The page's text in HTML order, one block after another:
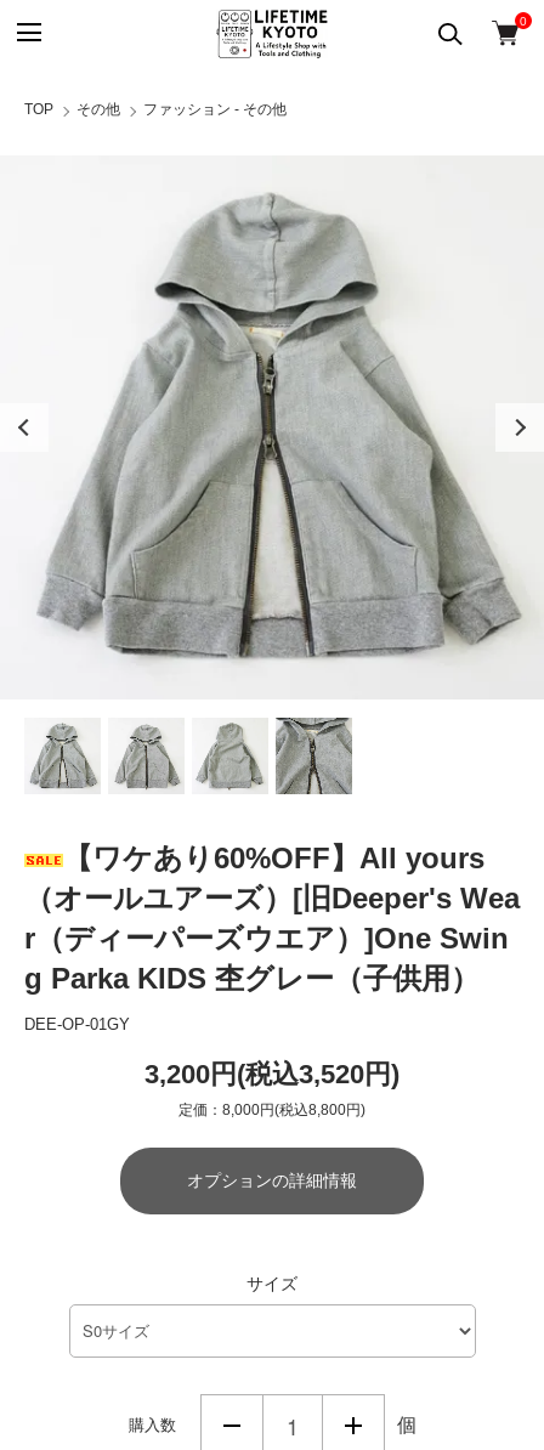
0
TOP その他 ファッション - その他
【ワケあり60%OFF】All yours
（オールユアーズ）[旧Deeper's Wea
r（ディーパーズウエア）]One Swin
g Parka KIDS 杢グレー（子供用）
DEE-OP-01GY
3,200円(税込3,520円)
定価：8,000円(税込8,800円)
オプションの詳細情報
サイズ
購入数 個